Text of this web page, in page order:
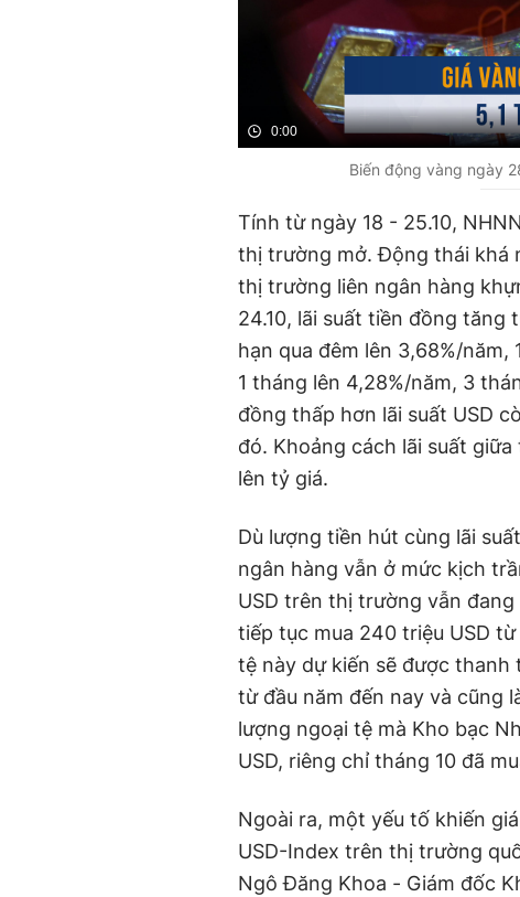
0:00
Biến động vàng ngày
Tính từ ngày 18 - 25.10,
thị trường mở. Động thái khá
thị trường liên ngân hàng
24.10, lãi suất tiền đồng tăng
hạn qua đêm lên 3,68%/năm,
1 tháng lên 4,28%/năm, 3
đồng thấp hơn lãi suất USD
đó. Khoảng cách lãi suất
lên tỷ giá.
Dù lượng tiền hút cùng lãi
ngân hàng vẫn ở mức kịch
USD trên thị trường vẫn
tiếp tục mua 240 triệu USD
tệ này dự kiến sẽ được thanh
từ đầu năm đến nay và cũng
lượng ngoại tệ mà Kho bạc
USD, riêng chỉ tháng 10 đã
Ngoài ra, một yếu tố khiến
USD-Index trên thị trường
Ngô Đăng Khoa - Giám đốc